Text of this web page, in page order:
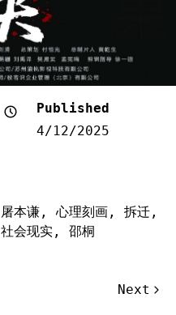
Published
4/12/2025
屠本谦 , 心理刻画 , 拆迁 ,
社会现实 , 邵桐
Next